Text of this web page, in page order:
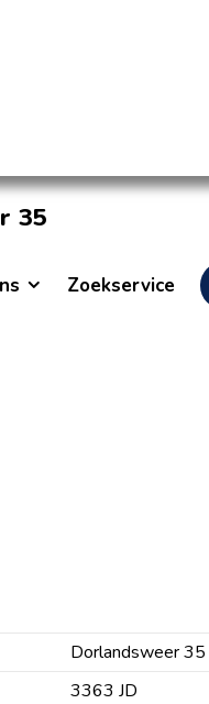
Zoekservice
35
Dorlandsweer 35
3363 JD